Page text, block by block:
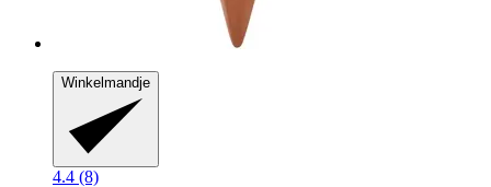
Winkelmandje
4.4 (8)